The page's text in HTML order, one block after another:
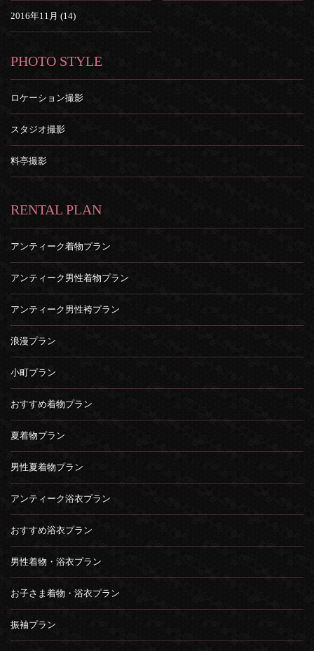
2016年11月 (14)
PHOTO STYLE
ロケーション撮影
スタジオ撮影
料亭撮影
RENTAL PLAN
アンティーク着物プラン
アンティーク男性着物プラン
アンティーク男性袴プラン
浪漫プラン
小町プラン
おすすめ着物プラン
夏着物プラン
男性夏着物プラン
アンティーク浴衣プラン
おすすめ浴衣プラン
男性着物・浴衣プラン
お子さま着物・浴衣プラン
振袖プラン